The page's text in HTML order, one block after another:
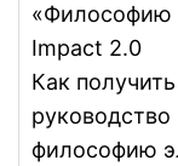
«Философию
Impact 2.0
Как
руководство
философию